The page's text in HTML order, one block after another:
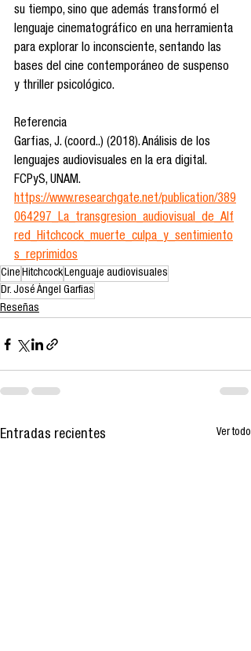
su tiempo, sino que además transformó el
lenguaje cinematográfico en una herramienta
para explorar lo inconsciente, sentando las
bases del cine contemporáneo de suspenso
y thriller psicológico.
Referencia
Garfias, J. (coord..) (2018). Análisis de los
lenguajes audiovisuales en la era digital.
FCPyS, UNAM.
https://www.researchgate.net/publication/389
064297_La_transgresion_audiovisual_de_Alf
red_Hitchcock_muerte_culpa_y_sentimiento
s_reprimidos
Cine HitchcockLenguaje audiovisuales
Dr. José Ángel Garfias
Reseñas
Entradas recientes Ver todo